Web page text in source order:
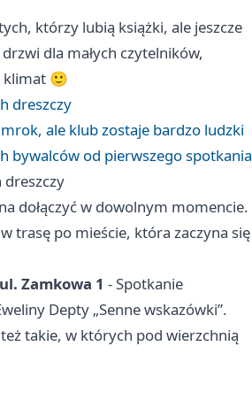
którzy lubią książki, ale jeszcze
dla małych czytelników,
klimat 🙂
dreszczy
ale klub zostaje bardzo ludzki
bywalców od pierwszego spotkania
dołączyć w dowolnym momencie.
trasę po mieście, która zaczyna się
Zamkowa 1 - Spotkanie
Depty „Senne wskazówki”.
takie, w których pod wierzchnią